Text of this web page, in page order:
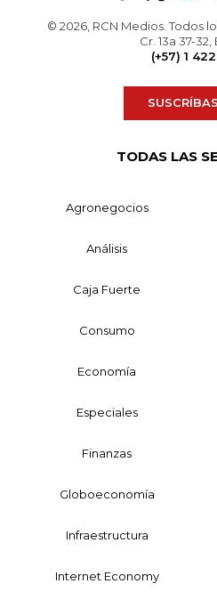
© 2026, RCN Medios. Todos
Cr. 13a 37-
(+57) 1
TODAS LAS
Agronegocios
Análisis
Caja Fuerte
Consumo
Economía
Especiales
Finanzas
Globoeconomía
Infraestructura
Internet Economy